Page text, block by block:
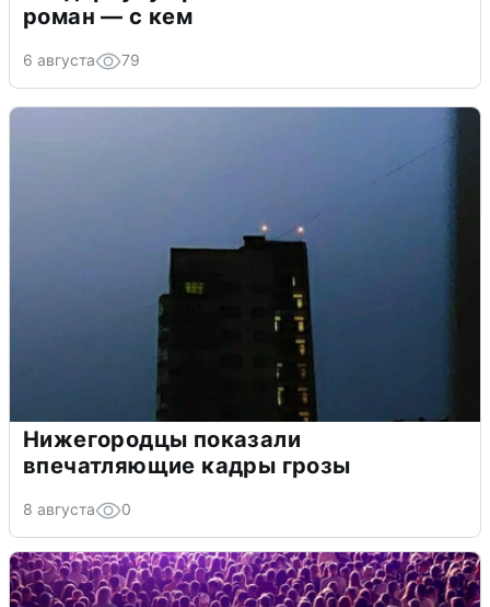
роман — с кем
6 августа 79
Нижегородцы показали
впечатляющие кадры грозы
8 августа 0